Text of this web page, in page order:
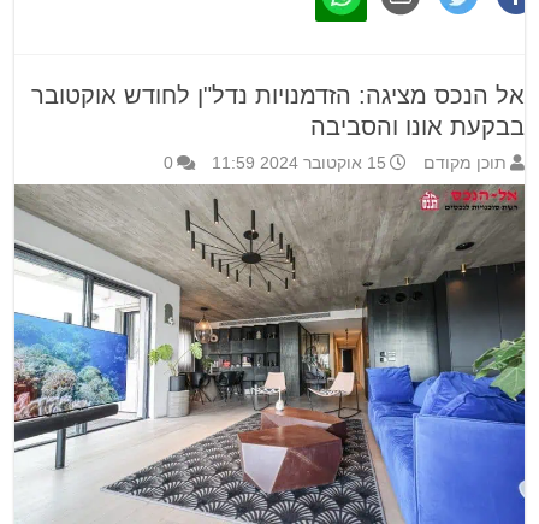
אל הנכס מציגה: הזדמנויות נדל"ן לחודש אוקטובר
בבקעת אונו והסביבה
תוכן מקודם 15 אוקטובר 2024 11:59 0